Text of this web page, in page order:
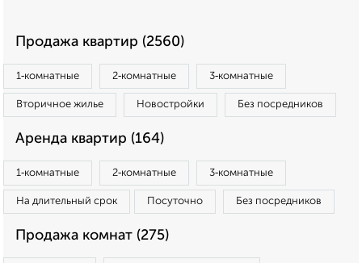
Продажа квартир (2560)
1‑комнатные 2‑комнатные 3‑комнатные
Вторичное жилье Новостройки Без посредников
Аренда квартир (164)
1‑комнатные 2‑комнатные 3‑комнатные
На длительный срок Посуточно Без посредников
Продажа комнат (275)